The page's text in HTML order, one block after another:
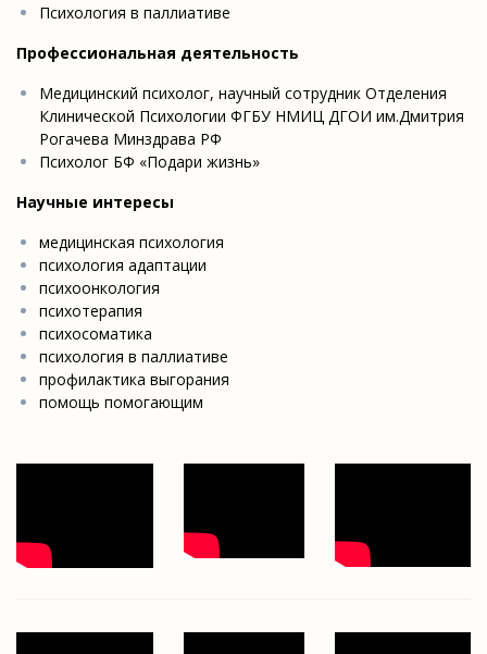
Психология в паллиативе
Профессиональная деятельность
Медицинский психолог, научный сотрудник Отделения
Клинической Психологии ФГБУ НМИЦ ДГОИ им.Дмитрия
Рогачева Минздрава РФ
Психолог БФ «Подари жизнь»
Научные интересы
медицинская психология
психология адаптации
психоонкология
психотерапия
психосоматика
психология в паллиативе
профилактика выгорания
помощь помогающим